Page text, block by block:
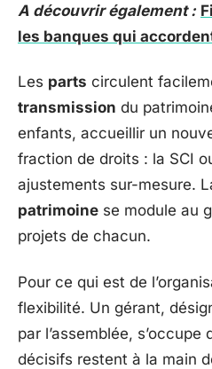
A découvrir également :
les banques qui
Les parts circulent
transmission du
enfants, accueillir un
fraction de droits : la SCI
ajustements sur-mesure.
patrimoine se module au
projets de chacun.
Pour ce qui est de
flexibilité. Un gérant,
par l’assemblée,
décisifs restent à la main